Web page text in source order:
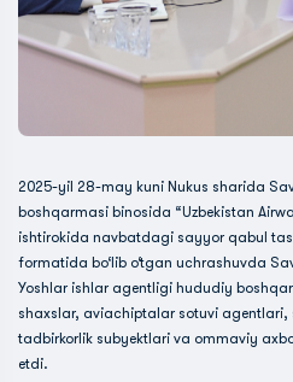
2025-yil 28-may kuni Nukus sharida
boshqarmasi binosida “Uzbekistan
ishtirokida navbatdagi sayyor qabul
formatida bo‘lib o‘tgan uchrashuvda
Yoshlar ishlar agentligi hududiy
shaxslar, aviachiptalar sotuvi
tadbirkorlik subyektlari va ommaviy
etdi.